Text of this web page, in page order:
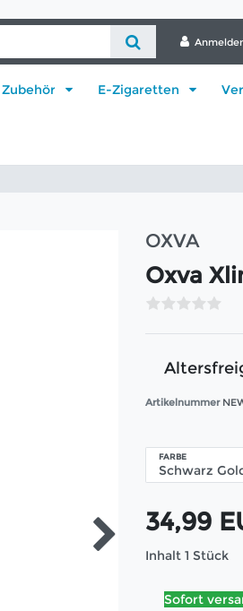
Zubehör E-Zigaretten
OXVA
Oxva
Artikelnummer
FARBE
34,99
Inhalt 1 Stück
Sofort